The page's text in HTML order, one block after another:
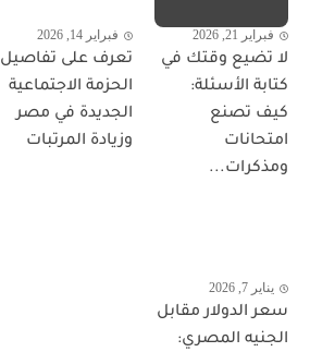
فبراير 21, 2026
لا تضيع وقتك في
كتابة الأسئلة:
كيف تصنع
امتحانات
ومذكرات...
فبراير 14, 2026
تعرف على تفاصيل
الحزمة الاجتماعية
الجديدة في مصر
وزيادة المرتبات
يناير 7, 2026
سعر الدولار مقابل
الجنيه المصري: